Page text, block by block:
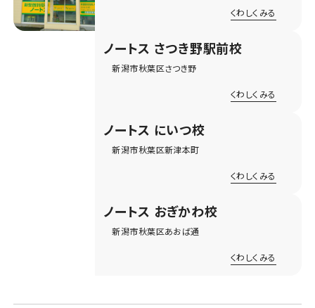
くわしくみる
ノートス さつき野駅前校
新潟市秋葉区さつき野
くわしくみる
ノートス にいつ校
新潟市秋葉区新津本町
くわしくみる
ノートス おぎかわ校
新潟市秋葉区あおば通
くわしくみる